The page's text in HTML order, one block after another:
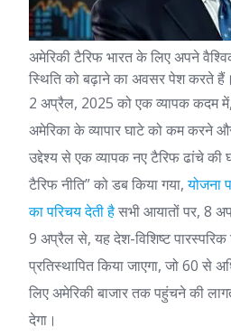
अमेरिकी टैरिफ भारत के लिए अपने
स्थिति को बढ़ाने का अवसर पेश करते हैं।
2 अप्रैल, 2025 को एक व्यापक कदम में,
अमेरिका के व्यापार घाटे को कम करने
उद्देश्य से एक व्यापक नए टैरिफ ढांचे की
टैरिफ नीति” को डब किया गया,योजना
का परिचय देती हैसभी आयातों पर, 8
9 अप्रैल से, यह देश-विशिष्ट पारस्परिक
प्रतिस्थापित किया जाएगा, जो 60 से
लिए अमेरिकी बाजार तक पहुंचने की
देगा।